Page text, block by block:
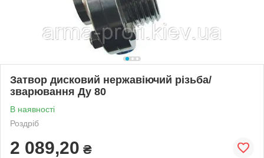
Затвор дисковий нержавіючий різьба/
зварювання Ду 80
В наявності
Роздріб
2 089,20 ₴